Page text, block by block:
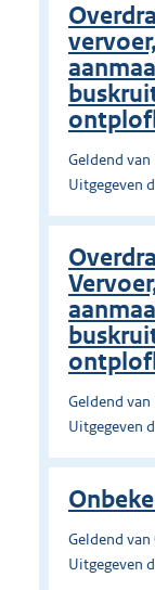
Geldend
Uitgegeven
Geldend
Uitgegeven
Geldend
Uitgegeven